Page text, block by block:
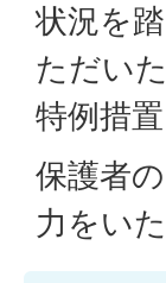
状況を
ただい
特例措
保護者
力をい